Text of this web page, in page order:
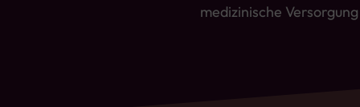
medizinische